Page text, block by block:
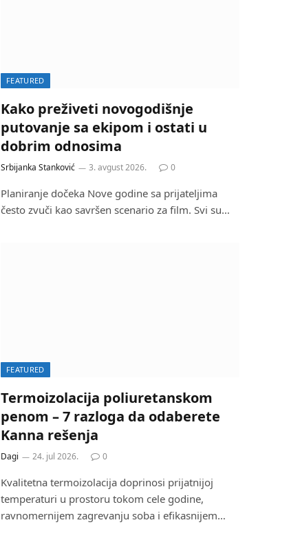
FEATURED
Kako preživeti novogodišnje
putovanje sa ekipom i ostati u
dobrim odnosima
Srbijanka Stanković 3. avgust 2026. 0
Planiranje dočeka Nove godine sa prijateljima
često zvuči kao savršen scenario za film. Svi su…
FEATURED
Termoizolacija poliuretanskom
penom – 7 razloga da odaberete
Kanna rešenja
Dagi 24. jul 2026. 0
Kvalitetna termoizolacija doprinosi prijatnijoj
temperaturi u prostoru tokom cele godine,
ravnomernijem zagrevanju soba i efikasnijem…